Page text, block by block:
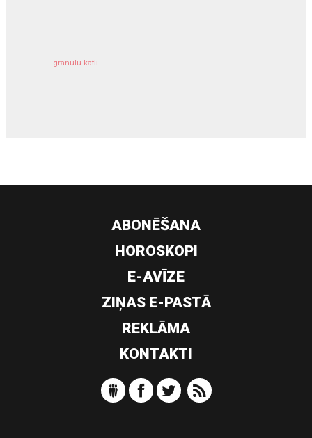
granulu katli
ABONĒŠANA
HOROSKOPI
E-AVĪZE
ZIŅAS E-PASTĀ
REKLĀMA
KONTAKTI